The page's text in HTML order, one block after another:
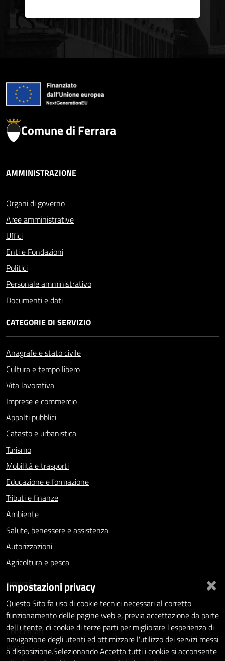
Comune di Ferrara
AMMINISTRAZIONE
Organi di governo
Aree amministrative
Uffici
Enti e Fondazioni
Politici
Personale amministrativo
Documenti e dati
CATEGORIE DI SERVIZIO
Anagrafe e stato civile
Cultura e tempo libero
Vita lavorativa
Imprese e commercio
Appalti pubblici
Catasto e urbanistica
Turismo
Mobilità e trasporti
Educazione e formazione
Tributi e finanze
Ambiente
Salute, benessere e assistenza
Autorizzazioni
Agricoltura e pesca
NOVITÀ
Notizie
Comunicati
Avvisi
×
Impostazioni privacy
Questo Sito fa uso di cookie tecnici necessari al corretto
funzionamento delle pagine web e, previa accettazione da parte
dell'utente, di cookie di terze parti per migliorare l'esperienza di
navigazione degli utenti ed ottimizzare l'utilizzo dei servizi messi
a disposizione.Selezionando Accetta tutti i cookie si acconsente